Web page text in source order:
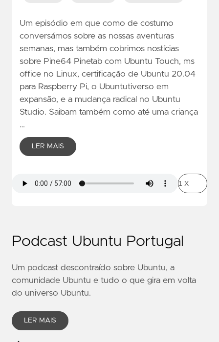
Um episódio em que como de costumo
conversámos sobre as nossas aventuras
semanas, mas também cobrimos nostícias
sobre Pine64 Pinetab com Ubuntu Touch, ms
office no Linux, certificação de Ubuntu 20.04
para Raspberry Pi, o Ubuntutiverso em
expansão, e a mudança radical no Ubuntu
Studio. Saibam também como até uma criança
…
LER MAIS
Podcast Ubuntu Portugal
Um podcast descontraído sobre Ubuntu, a
comunidade Ubuntu e tudo o que gira em volta
do universo Ubuntu.
LER MAIS